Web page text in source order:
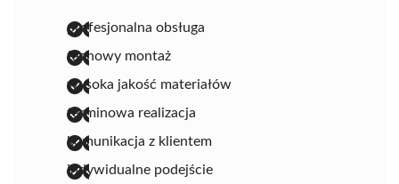
profesjonalna obsługa
fachowy montaż
wysoka jakość materiałów
terminowa realizacja
komunikacja z klientem
indywidualne podejście